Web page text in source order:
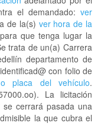
el demandado: ver
de la(s) ver hora de la
que tenga lugar la
trata de un(a) Carrera
departamento de
identificad@ con folio de
placa del vehículo.
La licitación
cerrará pasada una
la que cubra el